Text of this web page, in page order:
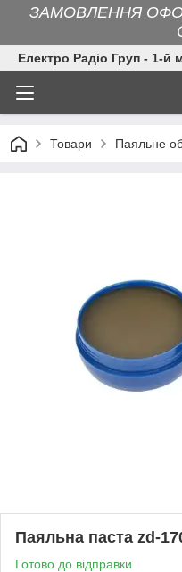
ЗАМОВЛЕННЯ
Електро Радіо Груп - 1-й
Товари Паяльне
Паяльна паста zd-
Готово до відправки